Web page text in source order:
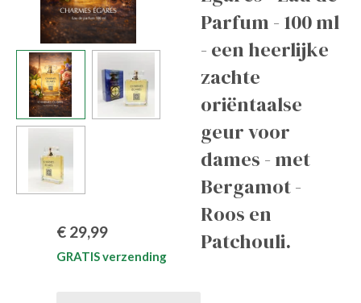
Parfum - 100 ml
- een heerlijke
zachte
oriëntaalse
geur voor
dames - met
Bergamot -
Roos en
Patchouli.
€ 29,99
GRATIS verzending